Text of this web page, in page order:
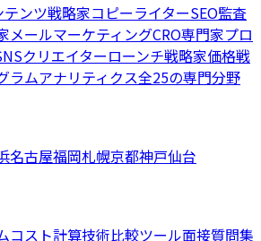
テンツ戦略家コピーライターSEO監査
メールマーケティングCRO専門家プロ
クリエイターローンチ戦略家価格戦
ラムアナリティクス全25の専門分野
名古屋福岡札幌京都神戸仙台
コスト計算技術比較ツール面接質問集